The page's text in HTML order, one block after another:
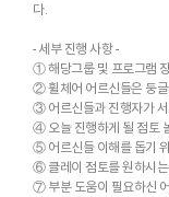
다.
- 세부 진행 사항 -
① 해당그룹 및 프로그램
② 휠체어 어르신들은 둥글
③ 어르신들과 진행자가 서
④ 오늘 진행하게 될 점토
⑤ 어르신들 이해를 돕기
⑥ 클레이 점토를 원하시는
⑦ 부분 도움이 필요하신